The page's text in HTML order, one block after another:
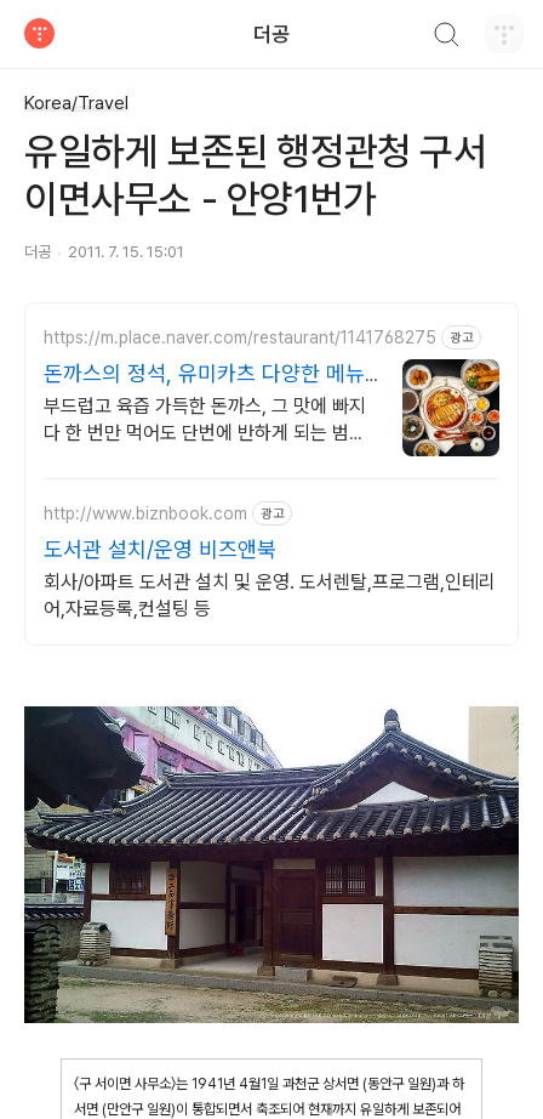
더공
Korea/Travel
유일하게 보존된 행정관청 구서
이면사무소 - 안양1번가
더공 2011. 7. 15. 15:01
https://m.place.naver.com/restaurant/1141768275 광고
돈까스의 정석, 유미카츠 다양한 메뉴,
선택의 즐거움
부드럽고 육즙 가득한 돈까스, 그 맛에 빠지
다 한 번만 먹어도 단번에 반하게 되는 범계
http://www.biznbook.com 광고
도서관 설치/운영 비즈앤북
회사/아파트 도서관 설치 및 운영. 도서렌탈,프로그램,인테리
어,자료등록,컨설팅 등
〈구 서이면 사무소〉는 1941년 4월1일 과천군 상서면 (동안구 일원)과 하
서면 (만안구 일원)이 통합되면서 축조되어 현재까지 유일하게 보존되어